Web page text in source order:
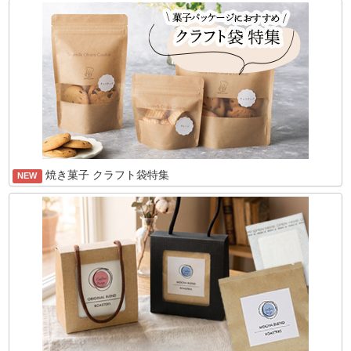
NEW 焼き菓子 クラフト袋特集